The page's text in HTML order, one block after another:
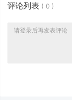
评论列表 ( 0 )